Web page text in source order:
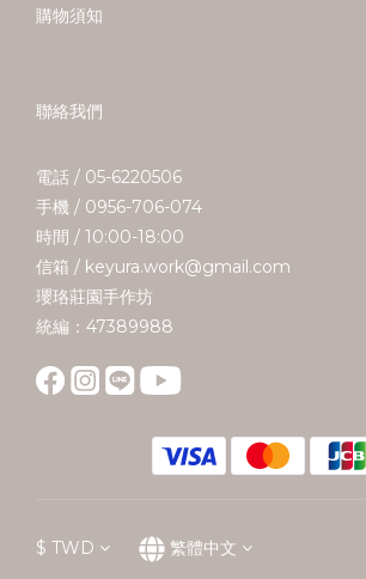
購物須知
聯絡我們
電話 / 05-6220506
手機 / 0956-706-074
時間 / 10:00-18:00
信箱 / keyura.work@gmail.com
瓔珞莊園手作坊
統編：47389988
$ TWD 繁體中文